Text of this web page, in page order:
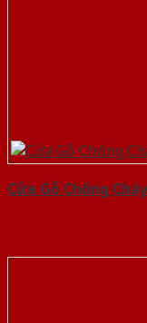
Cửa Gỗ Chống